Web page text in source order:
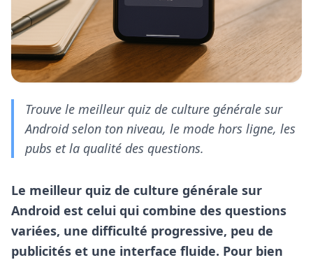
Trouve le meilleur quiz de culture générale sur
Android selon ton niveau, le mode hors ligne, les
pubs et la qualité des questions.
Le meilleur quiz de culture générale sur
Android est celui qui combine des questions
variées, une difficulté progressive, peu de
publicités et une interface fluide. Pour bien